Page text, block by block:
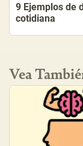
9 Ejemplos de
cotidiana
Vea